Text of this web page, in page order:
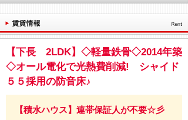
【下長 2LDK】◇軽量鉄骨◇2014年築
◇オール電化で光熱費削減! シャイド
５５採用の防音床♪
【積水ハウス】連帯保証人が不要☆彡